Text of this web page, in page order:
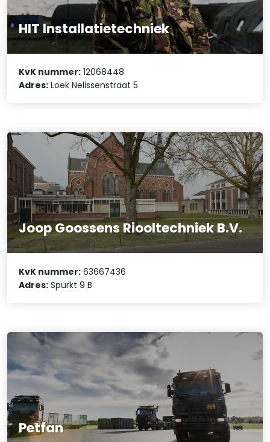
HIT Installatietechniek
KvK nummer: 12068448
Adres: Loek Nelissenstraat 5
Joop Goossens Riooltechniek B.V.
KvK nummer: 63667436
Adres: Spurkt 9 B
Petfan